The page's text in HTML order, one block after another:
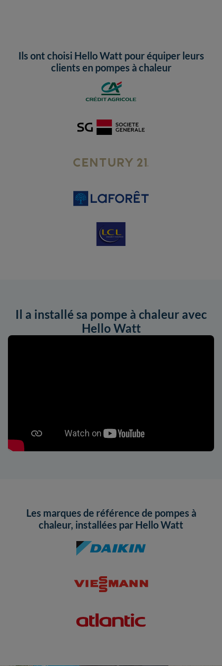
Ils ont choisi Hello Watt pour équiper leurs
clients en pompes à chaleur
Il a installé sa pompe à chaleur avec
Hello Watt
Les marques de référence de pompes à
chaleur, installées par Hello Watt